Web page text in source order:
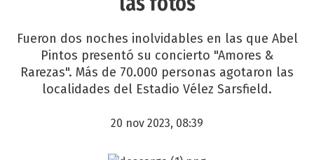
Fueron dos noches inolvidables en las que Abel
Pintos presentó su concierto "Amores &
Rarezas". Más de 70.000 personas agotaron las
localidades del Estadio Vélez Sarsfield.
20 nov 2023, 08:39